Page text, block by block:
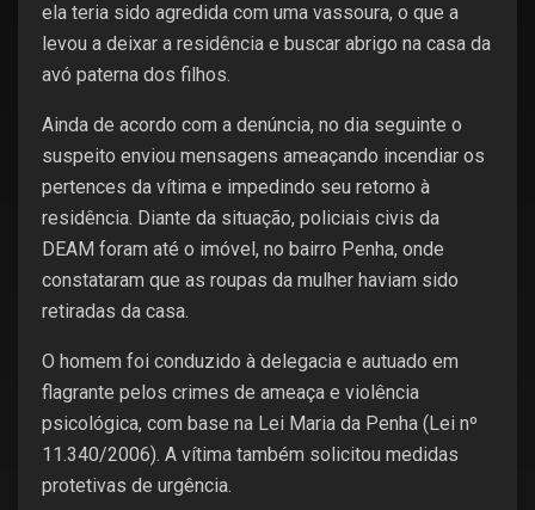
ela teria sido agredida com uma vassoura, o que a
levou a deixar a residência e buscar abrigo na casa da
avó paterna dos filhos.
Ainda de acordo com a denúncia, no dia seguinte o
suspeito enviou mensagens ameaçando incendiar os
pertences da vítima e impedindo seu retorno à
residência. Diante da situação, policiais civis da
DEAM foram até o imóvel, no bairro Penha, onde
constataram que as roupas da mulher haviam sido
retiradas da casa.
O homem foi conduzido à delegacia e autuado em
flagrante pelos crimes de ameaça e violência
psicológica, com base na Lei Maria da Penha (Lei nº
11.340/2006). A vítima também solicitou medidas
protetivas de urgência.